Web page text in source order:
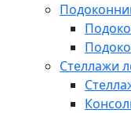
Стеллажи